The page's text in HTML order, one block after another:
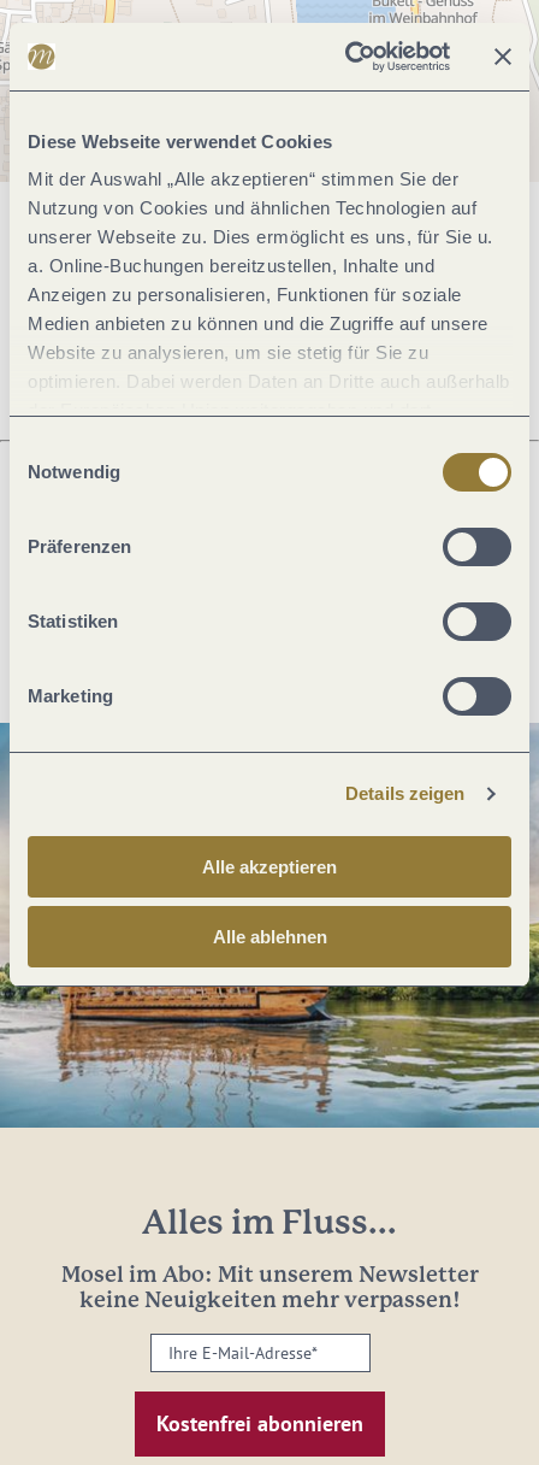
Diese Webseite verwendet Cookies
Mit der Auswahl „Alle akzeptieren“ stimmen Sie der
Nutzung von Cookies und ähnlichen Technologien auf
unserer Webseite zu. Dies ermöglicht es uns, für Sie u.
a. Online-Buchungen bereitzustellen, Inhalte und
Anzeigen zu personalisieren, Funktionen für soziale
Medien anbieten zu können und die Zugriffe auf unsere
Website zu analysieren, um sie stetig für Sie zu
optimieren. Dabei werden Daten an Dritte auch außerhalb
jederzeit widerrufen werden. Mit der Auswahl "Alle
ablehnen" kann es zu Beeinträchtigungen in der Nutzung
Einwilligungsauswahl
Notwendig
Präferenzen
Statistiken
Marketing
Details zeigen
Alle akzeptieren
Alle ablehnen
Allgemeine Informationen
Öffnungszeiten
PDF erzeugen
Alles im Fluss...
Mosel im Abo: Mit unserem Newsletter
keine Neuigkeiten mehr verpassen!
Ihre
E-
Mail-
Adresse: